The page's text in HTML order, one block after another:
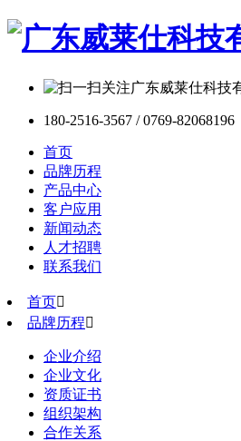
180-2516-3567 / 0769-82068196
首页
品牌历程
产品中心
客户应用
新闻动态
人才招聘
联系我们
首页
品牌历程
企业介绍
企业文化
资质证书
组织架构
合作关系